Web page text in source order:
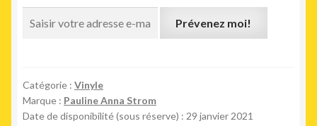
Prévenez moi!
Catégorie : Vinyle
Marque : Pauline Anna Strom
Date de disponibilité (sous réserve) : 29 janvier 2021